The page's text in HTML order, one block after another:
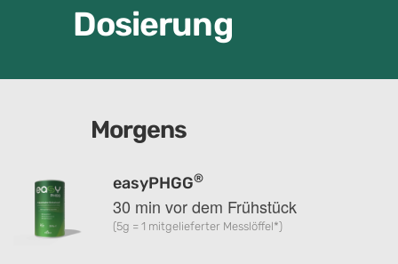
Dosierung
Morgens
easyPHGG®
30 min vor dem Frühstück
(5g = 1 mitgelieferter Messlöffel*)